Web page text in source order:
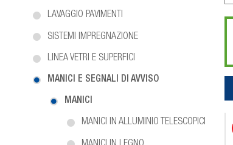
LAVAGGIO PAVIMENTI
SISTEMI IMPREGNAZIONE
LINEA VETRI E SUPERFICI
MANICI E SEGNALI DI AVVISO
MANICI
MANICI IN ALLUMINIO TELESCOPICI